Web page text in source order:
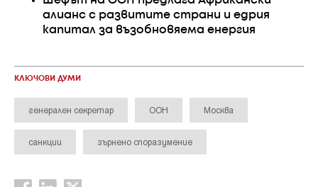
алианс с развитите страни и едрия
капитал за възобновяема енергия
КЛЮЧОВИ ДУМИ
генерален секретар ООН Москва
санкции зърнено споразумение